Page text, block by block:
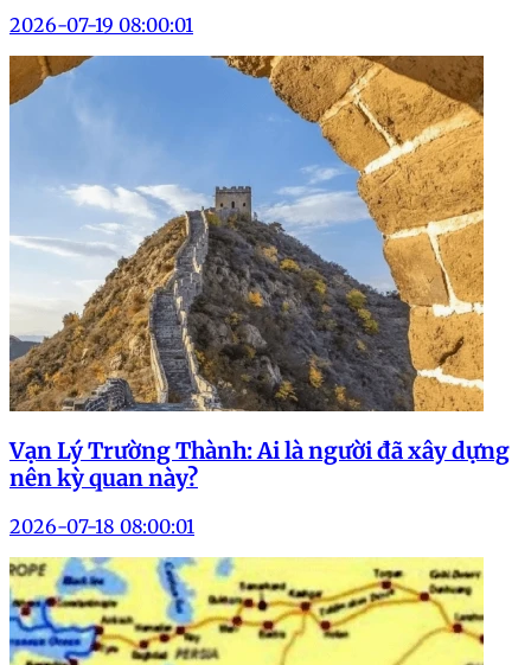
2026-07-19 08:00:01
Vạn Lý Trường Thành: Ai là người đã xây dựng
nên kỳ quan này?
2026-07-18 08:00:01